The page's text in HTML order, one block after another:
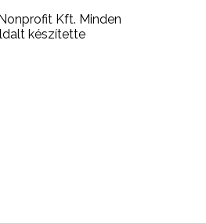
Kft. Minden
készítette